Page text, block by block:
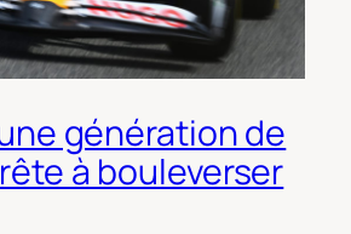
génération de
à bouleverser